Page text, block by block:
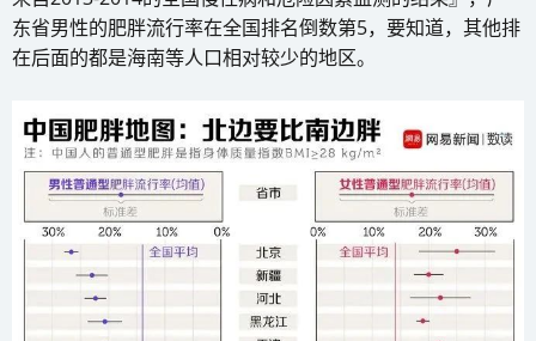
东省男性的肥胖流行率在全国排名倒数第5，要知道，其他排
在后面的都是海南等人口相对较少的地区。